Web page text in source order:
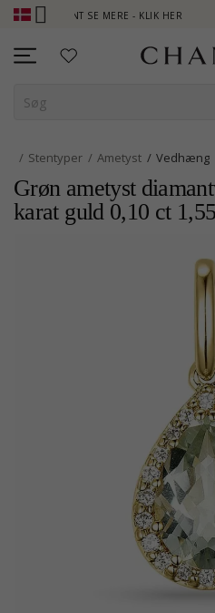
SE MERE - KLIK HER
Stentyper Ametyst Vedhæng
Grøn ametyst
karat guld 0,10 ct